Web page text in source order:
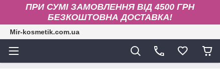
ПРИ СУМІ ЗАМОВЛЕННЯ ВІД 4500 ГРН
БЕЗКОШТОВНА ДОСТАВКА!
Mir-kosmetik.com.ua